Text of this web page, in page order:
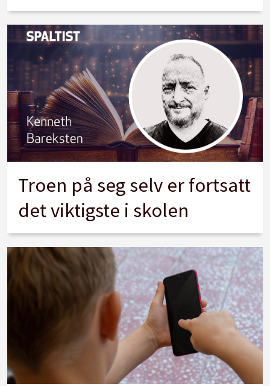
Troen på seg selv er fortsatt
det viktigste i skolen